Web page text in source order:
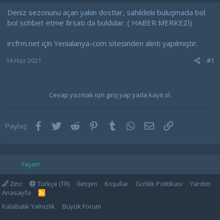
t
n
r
h
Deniz sezonunu açan yakın dostlar, sahildeki buluşmada bol
bol sohbet etme fırsatı da buldular. ( HABER MERKEZİ)
ircfrm.net için Yenialanya-com sitesinden alıntı yapılmıştır.
#1
14 Haz 2021
Cevap yazmak için giriş yap yada kayıt ol.
Paylaş: Facebook
Twitter Reddit Pinterest
Tumblr WhatsApp
E-postaLink
Yaşam
Zinc Türkçe (TR) İletişim Koşullar Gizlilik Politikası
Yardım
Anasayfa
R
S
Kalabalık Yalnızlık
Büyük Forum